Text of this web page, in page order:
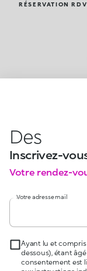
RÉSERVATION
Des
Inscrivez-
Votre rendez-
Votre adresse mail
Ayant lu et
dessous), étant
consentement est